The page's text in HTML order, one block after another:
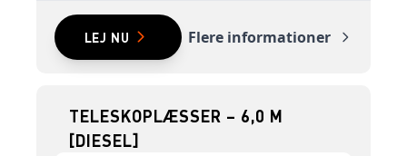
LEJ NU Flere informationer
TELESKOPLÆSSER – 6,0 M
[DIESEL]